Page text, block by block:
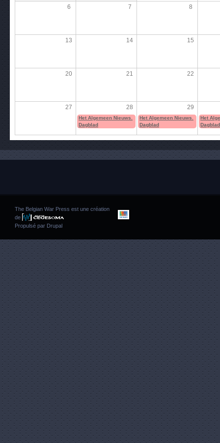
6 7 8
13 14 15
20 21 22
27 28 29
Het Algemeen Nieuws.
Dagblad
Het Algemeen Nieuws.
Dagblad
Het
Dagblad
The Belgian War Press est une création
de
Propulsé par Drupal